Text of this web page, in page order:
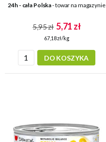
24h - cała Polska- towar na magazynie
5,95 zł 5,71 zł
67,18 zł/kg
DO KOSZYKA